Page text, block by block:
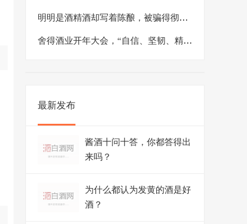
明明是酒精酒却写着陈酿，被骗得彻彻底底
舍得酒业开年大会，“自信、坚韧、精益、创造”八个字绘就2024发展蓝图
最新发布
酱酒十问十答，你都答得出
来吗？
为什么都认为发黄的酒是好
酒？